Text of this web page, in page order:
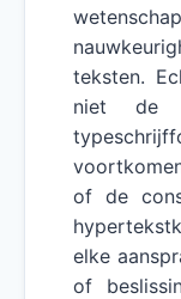
teksten.
niet de
of de
elke
of